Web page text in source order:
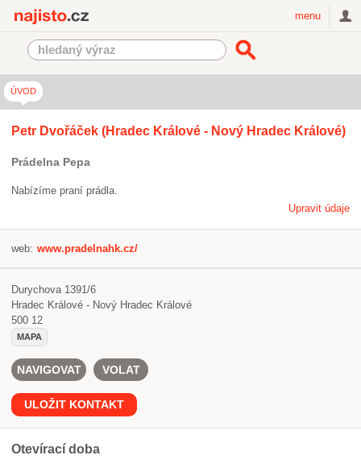
menu
ÚVOD
Petr Dvořáček (Hradec Králové - Nový Hradec Králové)
Prádelna Pepa
Nabízíme praní prádla.
Upravit údaje
web: www.pradelnahk.cz/
Durychova 1391/6
Hradec Králové - Nový Hradec Králové
500 12
MAPA
NAVIGOVAT VOLAT
ULOŽIT KONTAKT
Otevírací doba